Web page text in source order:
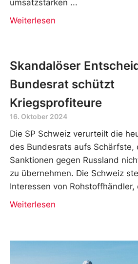
umsatzstarken
Weiterlesen
Skandalöser
Bundesrat schützt
Kriegsprofiteure
16. Oktober 2024
Die SP Schweiz verurteilt die
des Bundesrats aufs Schärfste,
Sanktionen gegen Russland
zu übernehmen. Die Schweiz
Interessen von Rohstoffhändler,
Weiterlesen